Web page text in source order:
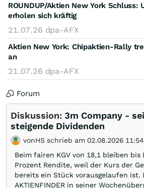
ROUNDUP/Aktien New York Schluss:
erholen sich kräftig
21.07.26 dpa-AFX
Aktien New York: Chipaktien-Rally
an
21.07.26 dpa-AFX
Forum
Diskussion: 3m Company -
steigende Dividenden
vonHS schrieb am 02.08.2026
Beim fairen KGV von 18,1 bleiben bis
Prozent Rendite, weil der Kurs der
bereits ein Stück vorausgelaufen ist.
AKTIENFINDER in seiner